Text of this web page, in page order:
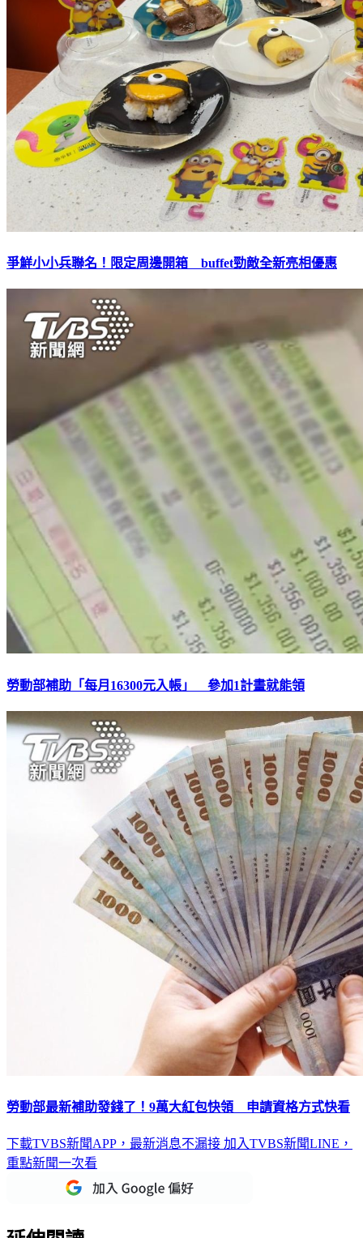
爭鮮小小兵聯名！限定周邊開箱 buffet勁敵全新亮相優惠
勞動部補助「每月16300元入帳」 參加1計畫就能領
勞動部最新補助發錢了！9萬大紅包快領 申請資格方式快看
下載TVBS新聞APP，最新消息不漏接 加入TVBS新聞LINE，
重點新聞一次看